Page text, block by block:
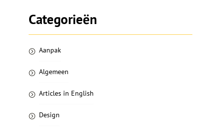
Categorieën
Aanpak
Algemeen
Articles in English
Design